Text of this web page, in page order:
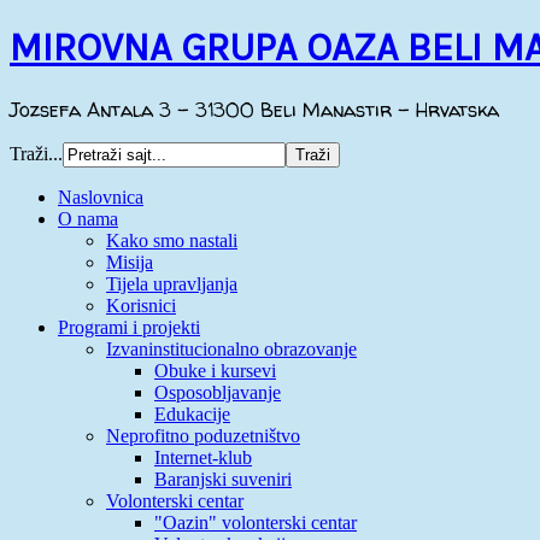
MIROVNA GRUPA OAZA BELI
Jozsefa Antala 3 - 31300 Beli Manastir - Hrvatska
Traži...
Naslovnica
O nama
Kako smo nastali
Misija
Tijela upravljanja
Korisnici
Programi i projekti
Izvaninstitucionalno obrazovanje
Obuke i kursevi
Osposobljavanje
Edukacije
Neprofitno poduzetništvo
Internet-klub
Baranjski suveniri
Volonterski centar
"Oazin" volonterski centar